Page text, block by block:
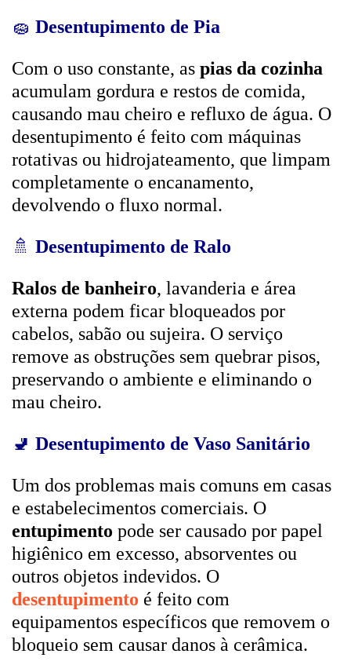
🧽 Desentupimento de Pia
Com o uso constante, as pias da cozinha
acumulam gordura e restos de comida,
causando mau cheiro e refluxo de água. O
desentupimento é feito com máquinas
rotativas ou hidrojateamento, que limpam
completamente o encanamento,
devolvendo o fluxo normal.
🚿 Desentupimento de Ralo
Ralos de banheiro, lavanderia e área
externa podem ficar bloqueados por
cabelos, sabão ou sujeira. O serviço
remove as obstruções sem quebrar pisos,
preservando o ambiente e eliminando o
mau cheiro.
🚽 Desentupimento de Vaso Sanitário
Um dos problemas mais comuns em casas
e estabelecimentos comerciais. O
entupimento pode ser causado por papel
higiênico em excesso, absorventes ou
outros objetos indevidos. O
desentupimento é feito com
equipamentos específicos que removem o
bloqueio sem causar danos à cerâmica.